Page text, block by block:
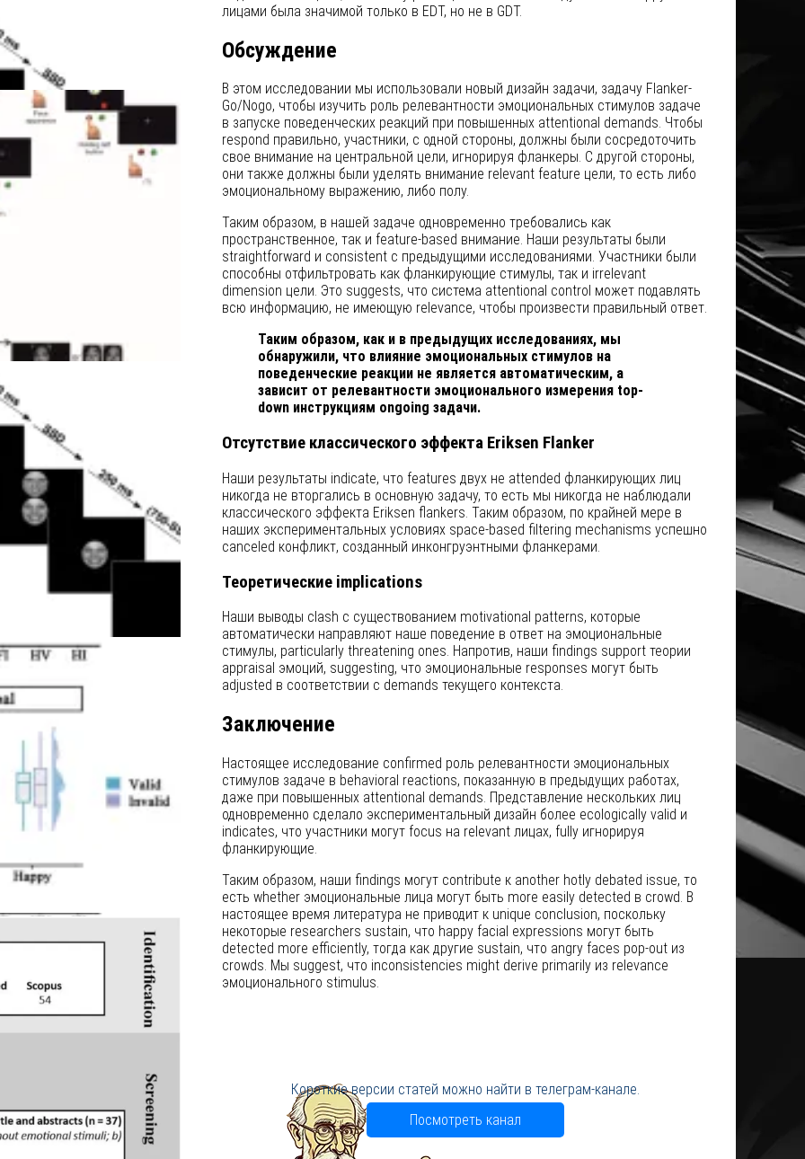
лицами была значимой только в EDT, но не в GDT.
Обсуждение
В этом исследовании мы использовали новый дизайн задачи, задачу Flanker-
Go/Nogo, чтобы изучить роль релевантности эмоциональных стимулов задаче
в запуске поведенческих реакций при повышенных attentional demands. Чтобы
respond правильно, участники, с одной стороны, должны были сосредоточить
свое внимание на центральной цели, игнорируя фланкеры. С другой стороны,
они также должны были уделять внимание relevant feature цели, то есть либо
эмоциональному выражению, либо полу.
Таким образом, в нашей задаче одновременно требовались как
пространственное, так и feature-based внимание. Наши результаты были
straightforward и consistent с предыдущими исследованиями. Участники были
способны отфильтровать как фланкирующие стимулы, так и irrelevant
dimension цели. Это suggests, что система attentional control может подавлять
всю информацию, не имеющую relevance, чтобы произвести правильный ответ.
Таким образом, как и в предыдущих исследованиях, мы
обнаружили, что влияние эмоциональных стимулов на
поведенческие реакции не является автоматическим, а
зависит от релевантности эмоционального измерения top-
down инструкциям ongoing задачи.
Отсутствие классического эффекта Eriksen Flanker
Наши результаты indicate, что features двух не attended фланкирующих лиц
никогда не вторгались в основную задачу, то есть мы никогда не наблюдали
классического эффекта Eriksen flankers. Таким образом, по крайней мере в
наших экспериментальных условиях space-based filtering mechanisms успешно
canceled конфликт, созданный инконгруэнтными фланкерами.
Теоретические implications
Наши выводы clash с существованием motivational patterns, которые
автоматически направляют наше поведение в ответ на эмоциональные
стимулы, particularly threatening ones. Напротив, наши findings support теории
appraisal эмоций, suggesting, что эмоциональные responses могут быть
adjusted в соответствии с demands текущего контекста.
Заключение
Настоящее исследование confirmed роль релевантности эмоциональных
стимулов задаче в behavioral reactions, показанную в предыдущих работах,
даже при повышенных attentional demands. Представление нескольких лиц
одновременно сделало экспериментальный дизайн более ecologically valid и
indicates, что участники могут focus на relevant лицах, fully игнорируя
фланкирующие.
Таким образом, наши findings могут contribute к another hotly debated issue, то
есть whether эмоциональные лица могут быть more easily detected в crowd. В
настоящее время литература не приводит к unique conclusion, поскольку
некоторые researchers sustain, что happy facial expressions могут быть
detected more efficiently, тогда как другие sustain, что angry faces pop-out из
crowds. Мы suggest, что inconsistencies might derive primarily из relevance
эмоционального stimulus.
Короткие версии статей можно найти в телеграм-канале.
Посмотреть канал